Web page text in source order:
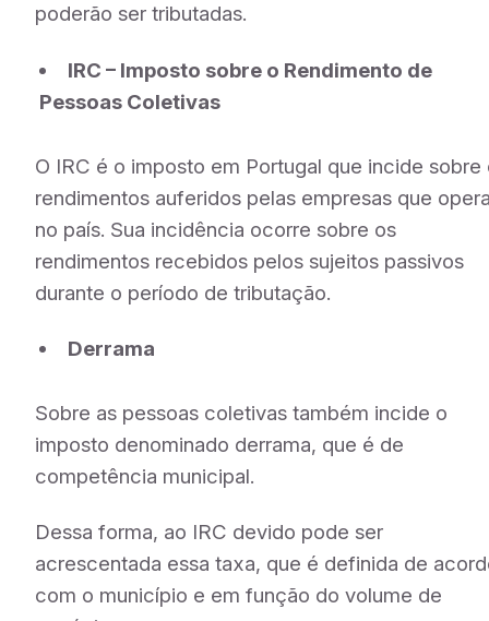
poderão ser tributadas.
IRC – Imposto sobre o Rendimento de
Pessoas Coletivas
O IRC é o imposto em Portugal que incide sobre
rendimentos auferidos pelas empresas que
no país. Sua incidência ocorre sobre os
rendimentos recebidos pelos sujeitos passivos
durante o período de tributação.
Derrama
Sobre as pessoas coletivas também incide o
imposto denominado derrama, que é de
competência municipal.
Dessa forma, ao IRC devido pode ser
acrescentada essa taxa, que é definida de
com o município e em função do volume de